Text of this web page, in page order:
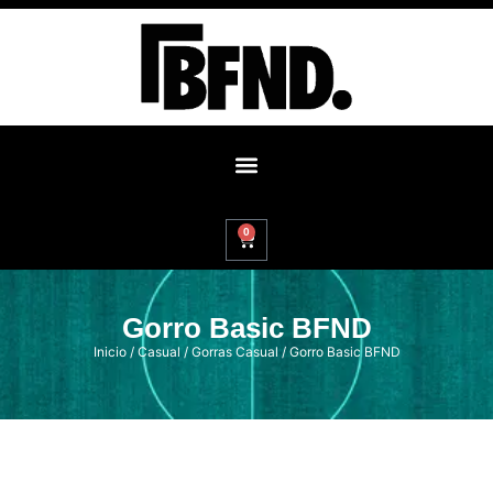
0
Gorro Basic BFND
Inicio/ Casual/ Gorras Casual / Gorro Basic BFND